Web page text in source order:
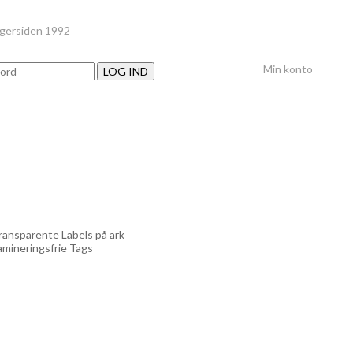
siden 1992
LOG IND Min konto
Labels på ark
Tags